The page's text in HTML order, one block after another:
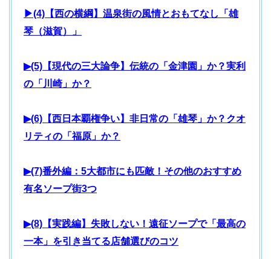
▶(4)【西の横綱】温泉街の風情とおもてなし「雄
琴（滋賀）」
▶(5)【現代の三大論争】伝統の「金津園」か？実利
の「川崎」か？
▶(6)【西日本覇権争い】非日常の「雄琴」か？クオ
リティの「福原」か？
▶(7)番外編：5大都市にも匹敵！その他のおすすめ
有名ソープ街3つ
▶(8)【実践編】失敗しない！遠征ソープで「最高の
一本」を引き当てる店舗選びのコツ